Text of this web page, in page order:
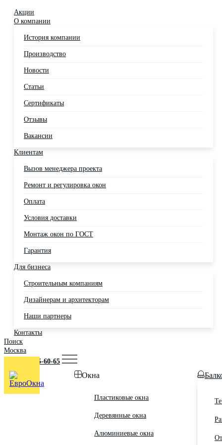
Акции
О компании
История компании
Производство
Новости
Статьи
Сертификаты
Отзывы
Вакансии
Клиентам
Вызов менеджера проекта
Ремонт и регулировка окон
Оплата
Условия доставки
Монтаж окон по ГОСТ
Гарантия
Для бизнеса
Строительным компаниям
Дизайнерам и архитекторам
Наши партнеры
Контакты
Поиск
Москва
+7 (495) 725-60-65
Окна
Пластиковые окна
Деревянные окна
Алюминиевые окна